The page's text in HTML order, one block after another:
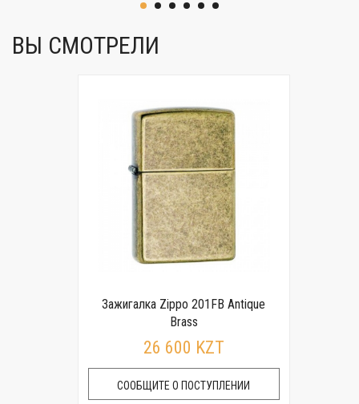
ВЫ СМОТРЕЛИ
Зажигалка Zippo 201FB Antique
Brass
26 600 KZT
СООБЩИТЕ О ПОСТУПЛЕНИИ